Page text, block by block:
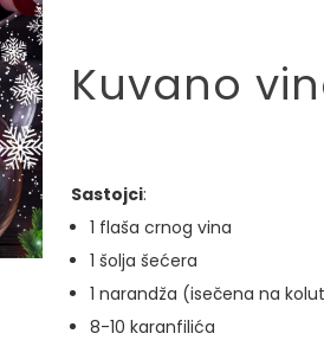
Kuvano
Sastojci:
1 flaša crnog vina
1 šolja šećera
1 narandža (isečena na
8-10 karanfilića